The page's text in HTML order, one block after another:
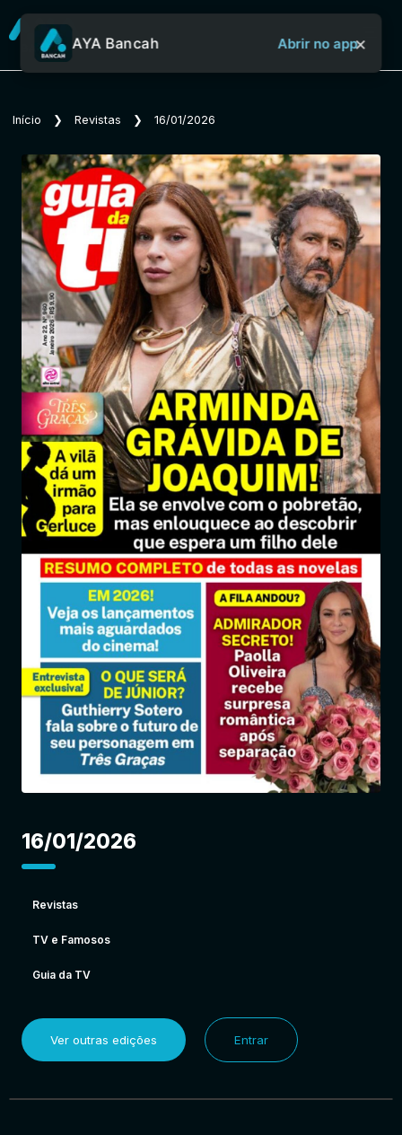
Sobre o Aya Bancah
Início
Revistas
Jornais
Notícias
Entrar
AYA Bancah Abrir no app×
Início ❯ Revistas ❯ 16/01/2026
16/01/2026
Revistas
TV e Famosos
Guia da TV
Ver outras edições Entrar